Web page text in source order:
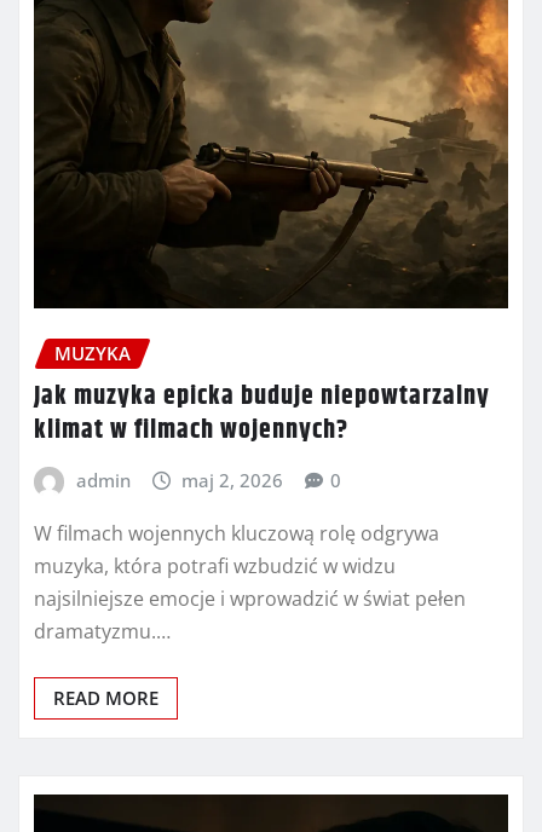
MUZYKA
Jak muzyka epicka buduje niepowtarzalny
klimat w filmach wojennych?
admin maj 2, 2026 0
W filmach wojennych kluczową rolę odgrywa
muzyka, która potrafi wzbudzić w widzu
najsilniejsze emocje i wprowadzić w świat pełen
dramatyzmu.…
READ MORE